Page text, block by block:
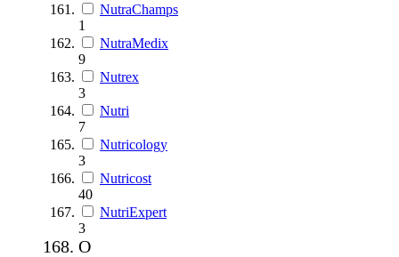
NutraChamps
1
NutraMedix
9
Nutrex
3
Nutri
7
Nutricology
3
Nutricost
40
NutriExpert
3
O